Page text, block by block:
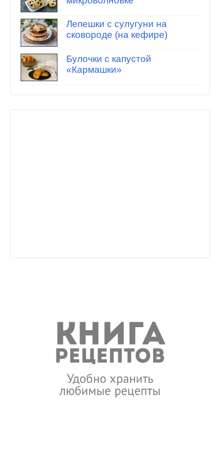
Лепешки с сулугуни на
сковороде (на кефире)
Булочки с капустой
«Кармашки»